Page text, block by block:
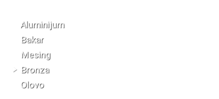
Aluminijum
Bakar
Mesing
Bronza
Olovo